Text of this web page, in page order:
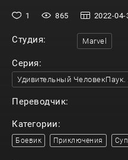
1 865 2022-04-
Студия: Marvel
Серия:
Удивительный
Переводчик:
Категории:
Боевик Приключения